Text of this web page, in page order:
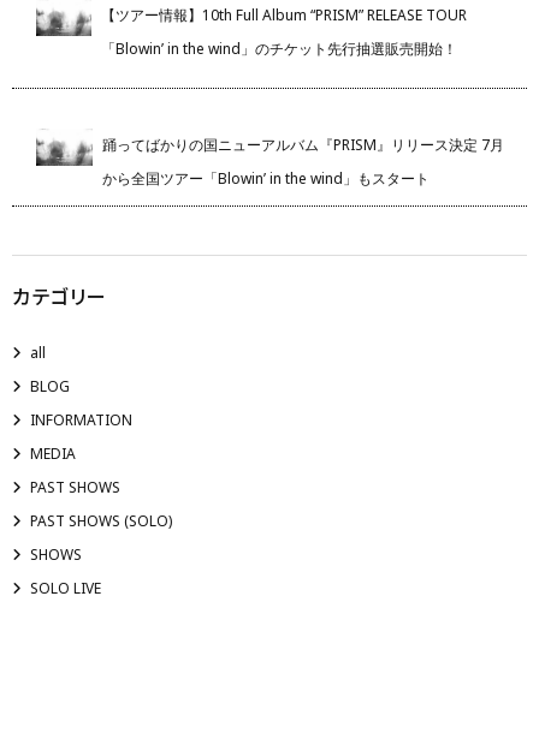
【ツアー情報】10th Full Album “PRISM” RELEASE TOUR
「Blowin’ in the wind」のチケット先行抽選販売開始！
踊ってばかりの国ニューアルバム『PRISM』リリース決定 7月
から全国ツアー「Blowin’ in the wind」もスタート
カテゴリー
all
BLOG
INFORMATION
MEDIA
PAST SHOWS
PAST SHOWS (SOLO)
SHOWS
SOLO LIVE